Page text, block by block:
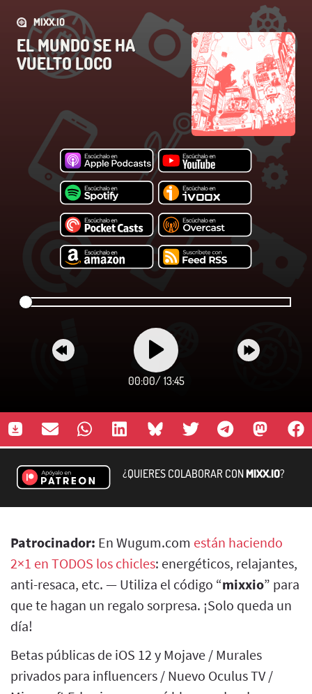
MIXX.IO
EL MUNDO SE HA
VUELTO LOCO
00:00/ 13:45
¿QUIERES COLABORAR CONMIXX.IO?
Patrocinador: En Wugum.com están haciendo
2×1 en TODOS los chicles: energéticos, relajantes,
anti-resaca, etc. — Utiliza el código “mixxio” para
que te hagan un regalo sorpresa. ¡Solo queda un
día!
Betas públicas de iOS 12 y Mojave / Murales
privados para influencers / Nuevo Oculus TV /